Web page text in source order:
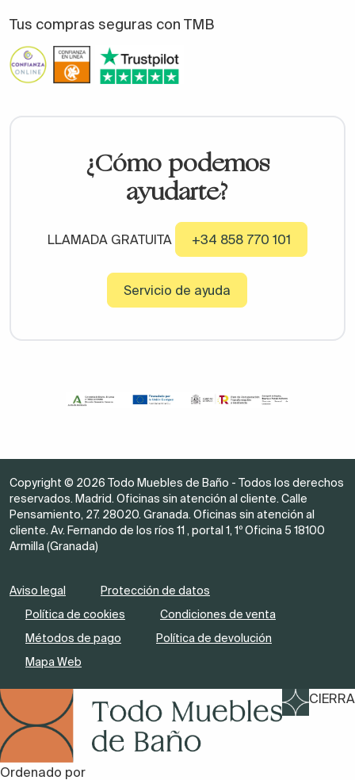
Tus compras seguras con TMB
¿Cómo podemos
ayudarte?
LLAMADA GRATUITA +34 858 770 101
Servicio de ayuda
Copyright © 2026 Todo Muebles de Baño - Todos los derechos
reservados. Madrid. Oficinas sin atención al cliente. Calle
Pensamiento, 27. 28020. Granada. Oficinas sin atención al
cliente. Av. Fernando de los ríos 11 , portal 1, 1º Oficina 5 18100
Armilla (Granada)
Aviso legal
Protección de datos
Política de cookies
Condiciones de venta
Métodos de pago
Política de devolución
Mapa Web
CIERRA
Ordenado por